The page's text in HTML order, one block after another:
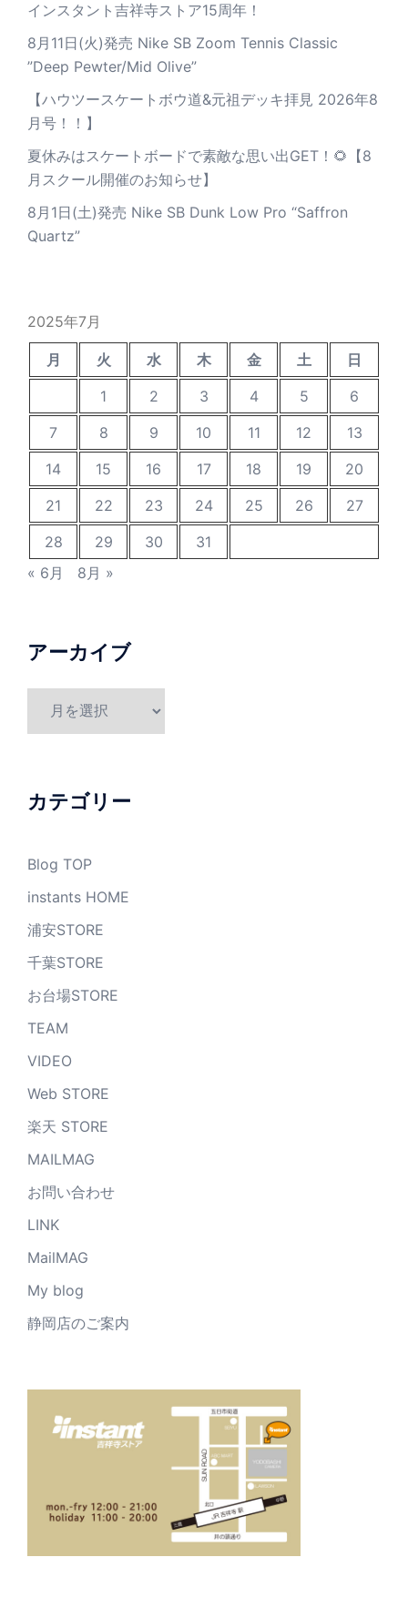
インスタント吉祥寺ストア15周年！
8月11日(火)発売 Nike SB Zoom Tennis Classic
”Deep Pewter/Mid Olive”
【ハウツースケートボウ道&元祖デッキ拝見 2026年8
月号！！】
夏休みはスケートボードで素敵な思い出GET！🌻【8
月スクール開催のお知らせ】
8月1日(土)発売 Nike SB Dunk Low Pro “Saffron
Quartz”
2025年7月
月 火 水 木 金 土
日
1
2 3 4 5
6
7
8 9 10 11 12
13
14
15 16 17 18 19
20
21
22 23 24 25 26
27
28
29 30
31
« 6月
8月 »
アーカイブ
ブ
カテゴリー
Blog TOP
instants HOME
浦安STORE
千葉STORE
お台場STORE
TEAM
VIDEO
Web STORE
楽天 STORE
MAILMAG
お問い合わせ
LINK
MailMAG
My blog
静岡店のご案内